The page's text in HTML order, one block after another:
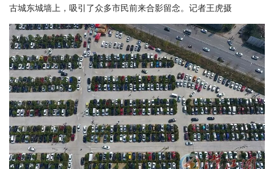
古城东城墙上，吸引了众多市民前来合影留念。记者王虎摄